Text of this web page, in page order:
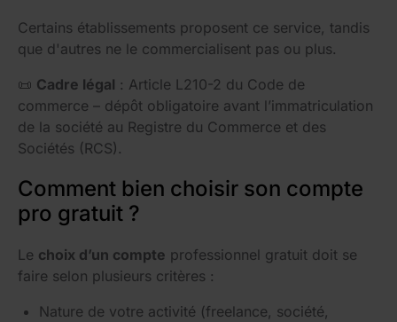
Certains établissements proposent ce service, tandis
que d'autres ne le commercialisent pas ou plus.
📜 Cadre légal : Article L210-2 du Code de
commerce – dépôt obligatoire avant l’immatriculation
de la société au Registre du Commerce et des
Sociétés (RCS).
Comment bien choisir son compte
pro gratuit ?
Le choix d’un compte professionnel gratuit doit se
faire selon plusieurs critères :
Nature de votre activité (freelance, société,